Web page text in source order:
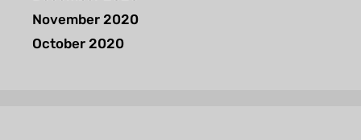
November 2020
October 2020